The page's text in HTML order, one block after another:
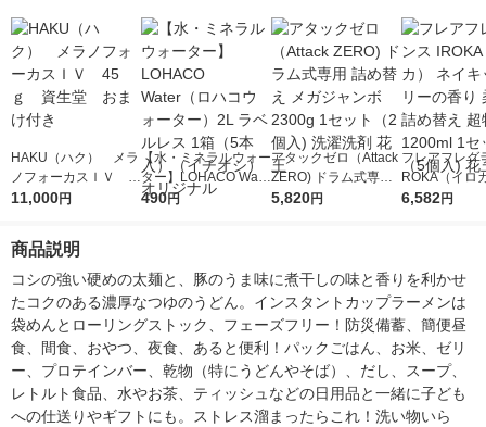
HAKU（ハク） メラ
ノフォーカスＩＶ 4
5ｇ 資生堂 おまけ
11,000円
【水・ミネラルウォー
ター】LOHACO Wate
r（ロハコウォータ
490円
アタックゼロ（Attack
ZERO) ドラム式専用
詰め替え メガジャン
5,820円
フレアフレグ
ROKA（イロ
イキッドリリ
6,582円
商品説明
コシの強い硬めの太麺と、豚のうま味に煮干しの味と香りを利かせ
たコクのある濃厚なつゆのうどん。インスタントカップラーメンは
袋めんとローリングストック、フェーズフリー！防災備蓄、簡便昼
食、間食、おやつ、夜食、あると便利！パックごはん、お米、ゼリ
ー、プロテインバー、乾物（特にうどんやそば）、だし、スープ、
レトルト食品、水やお茶、ティッシュなどの日用品と一緒に子ども
への仕送りやギフトにも。ストレス溜まったらこれ！洗い物いら